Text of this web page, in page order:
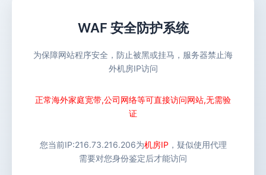
WAF 安全防护系统
为保障网站程序安全，防止被黑或挂马，服务器禁止海
外机房IP访问
正常海外家庭宽带,公司网络等可直接访问网站,无需验
证
您当前IP:216.73.216.206为机房IP ，疑似使用代理
需要对您身份鉴定后才能访问